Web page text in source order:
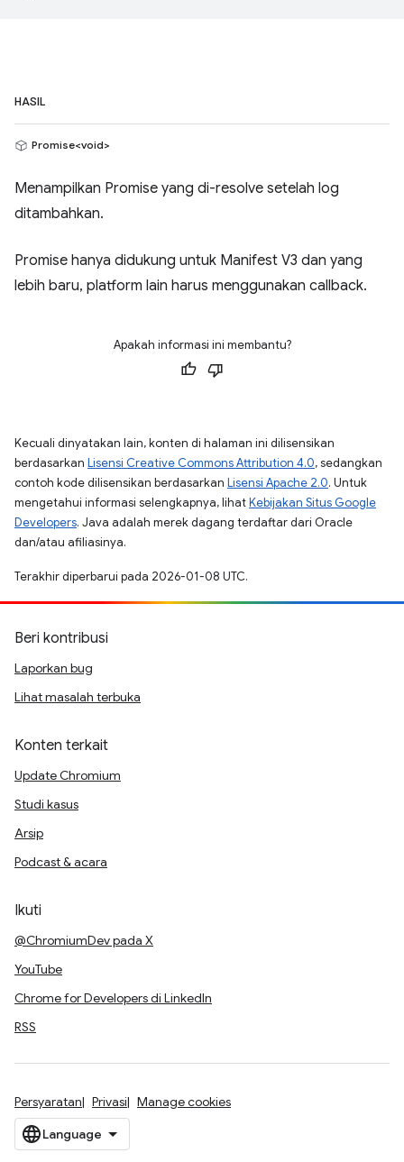
HASIL
Promise<void>
Menampilkan Promise yang di-resolve setelah log
ditambahkan.
Promise hanya didukung untuk Manifest V3 dan yang
lebih baru, platform lain harus menggunakan callback.
Apakah informasi ini membantu?
Kecuali dinyatakan lain, konten di halaman ini dilisensikan
berdasarkan Lisensi Creative Commons Attribution 4.0, sedangkan
contoh kode dilisensikan berdasarkan Lisensi Apache 2.0. Untuk
mengetahui informasi selengkapnya, lihatKebijakan Situs Google
Developers. Java adalah merek dagang terdaftar dari Oracle
dan/atau afiliasinya.
Terakhir diperbarui pada 2026-01-08 UTC.
Beri kontribusi
Laporkan bug
Lihat masalah terbuka
Konten terkait
Update Chromium
Studi kasus
Arsip
Podcast & acara
Ikuti
@ChromiumDev pada X
YouTube
Chrome for Developers di LinkedIn
RSS
Persyaratan Privasi Manage cookies